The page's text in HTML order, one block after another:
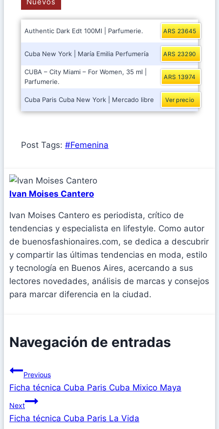
Nuevos
Authentic Dark Edt 100Ml | Parfumerie. ARS 23645
Cuba New York | María Emilia Perfumería ARS 23290
CUBA – City Miami – For Women, 35 ml |
Parfumerie.
ARS 13974
Cuba Paris Cuba New York | Mercado libre Ver precio
Post Tags: #Femenina
Ivan Moises Cantero
Ivan Moises Cantero es periodista, crítico de
tendencias y especialista en lifestyle. Como autor
de buenosfashionaires.com, se dedica a descubrir
y compartir las últimas tendencias en moda, estilo
y tecnología en Buenos Aires, acercando a sus
lectores novedades, análisis de marcas y consejos
para marcar diferencia en la ciudad.
Navegación de entradas
Previous
Ficha técnica Cuba Paris Cuba Mixico Maya
Next
Ficha técnica Cuba Paris La Vida